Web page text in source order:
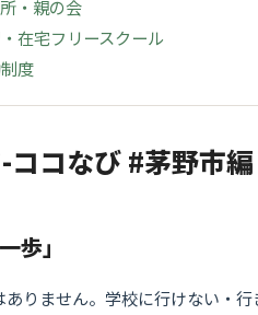
・親の会
在宅フリースクール
度
コなび #茅野市編
歩」
りません。学校に行けない・